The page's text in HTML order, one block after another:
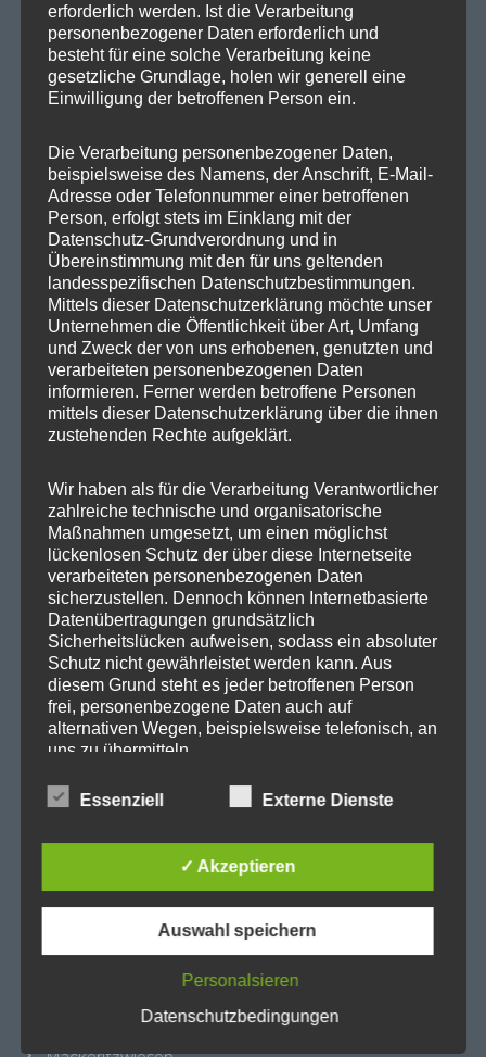
SPD Links
SPD Deutschland
SPD Bundestragsfraktion
SPD Berlin
SPD Fraktion Berlin
SPD Reinickendorf
SPD Fraktion in der BVV
SPD Berliner Mitte
Wichtige Links
SPD in Startseite
Datenschutzerklärung
Kategorien
Abgeordnetenhaus
Aktuelles
BER
Beteiligungsausschuss
Cité Guynemer und Holzhauser Straße
Heiligensee
Landesthemen
erforderlich werden. Ist die Verarbeitung
personenbezogener Daten erforderlich und
besteht für eine solche Verarbeitung keine
gesetzliche Grundlage, holen wir generell eine
Einwilligung der betroffenen Person ein.
Die Verarbeitung personenbezogener Daten,
beispielsweise des Namens, der Anschrift, E-Mail-
Adresse oder Telefonnummer einer betroffenen
Person, erfolgt stets im Einklang mit der
Datenschutz-Grundverordnung und in
Übereinstimmung mit den für uns geltenden
landesspezifischen Datenschutzbestimmungen.
Mittels dieser Datenschutzerklärung möchte unser
Unternehmen die Öffentlichkeit über Art, Umfang
und Zweck der von uns erhobenen, genutzten und
verarbeiteten personenbezogenen Daten
informieren. Ferner werden betroffene Personen
mittels dieser Datenschutzerklärung über die ihnen
zustehenden Rechte aufgeklärt.
Wir haben als für die Verarbeitung Verantwortlicher
zahlreiche technische und organisatorische
Maßnahmen umgesetzt, um einen möglichst
lückenlosen Schutz der über diese Internetseite
verarbeiteten personenbezogenen Daten
sicherzustellen. Dennoch können Internetbasierte
Datenübertragungen grundsätzlich
Sicherheitslücken aufweisen, sodass ein absoluter
Schutz nicht gewährleistet werden kann. Aus
diesem Grund steht es jeder betroffenen Person
frei, personenbezogene Daten auch auf
alternativen Wegen, beispielsweise telefonisch, an
uns zu übermitteln.
Begriffsbestimmungen
Begrifflichkeiten, die durch den Europäischen
Richtlinien- und Verordnungsgeber beim Erlass
verwendet wurden. Unsere Datenschutzerklärung
soll sowohl für die Öffentlichkeit als auch für
unsere Kunden und Geschäftspartner einfach
gewährleisten, möchten wir vorab die verwendeten
Essenziell Externe Dienste
✓ Akzeptieren
Auswahl speichern
Personalsieren
Datenschutzbedingungen